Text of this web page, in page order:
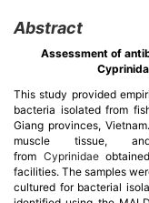
Abstract
Assessment of
This study provided
bacteria isolated from
Giang provinces,
muscle tissue,
from Cyprinidae
facilities. The samples
cultured for bacterial